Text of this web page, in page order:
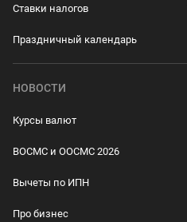
Ставки налогов
Праздничный календарь
НОВОСТИ
Курсы валют
ВОСМС и ООСМС 2026
Вычеты по ИПН
Про бизнес